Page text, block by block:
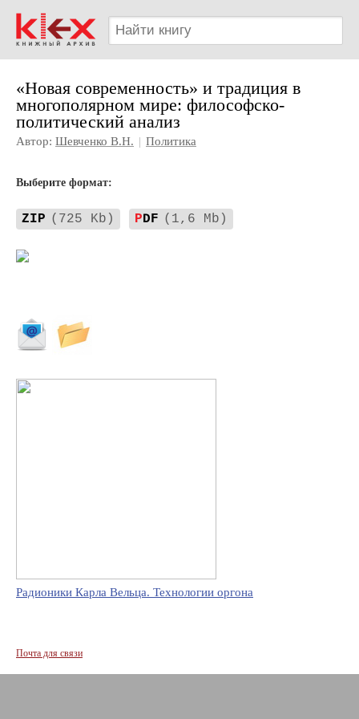
«Новая современность» и традиция в
многополярном мире: философско-
политический анализ
Автор: Шевченко В.Н. | Политика
Выберите формат:
ZIP (725 Kb) PDF (1,6 Mb)
Радионики Карла Вельца. Технологии оргона
Почта для связи